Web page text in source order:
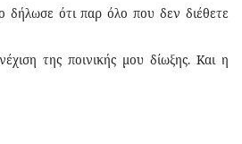
δήλωσε ότι παρ όλο που δεν διέθετε
της ποινικής μου δίωξης. Και η